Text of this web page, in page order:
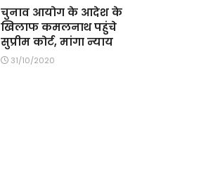
चुनाव आयोग के आदेश के
खिलाफ कमलनाथ पहुंचे
सुप्रीम कोर्ट, मांगा न्याय
31/10/2020